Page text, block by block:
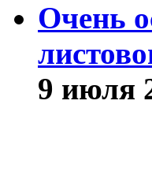
Очень
9 июля